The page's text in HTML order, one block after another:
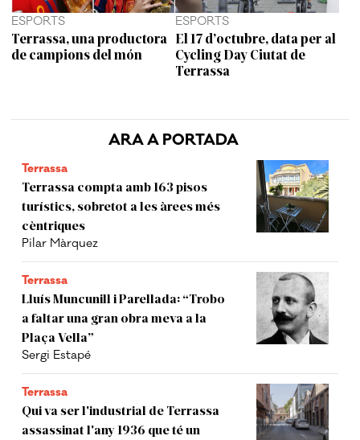
ARA A PORTADA
Terrassa
Terrassa compta amb 163 pisos
turístics, sobretot a les àrees més
cèntriques
Pilar Màrquez
Terrassa
Lluís Muncunill i Parellada: “Trobo
a faltar una gran obra meva a la
Plaça Vella”
Sergi Estapé
Terrassa
Qui va ser l'industrial de Terrassa
assassinat l'any 1936 que té un
ESPORTS
Terrassa, una productora
de campions del món
ESPORTS
El 17 d’octubre, data per al
Cycling Day Ciutat de
Terrassa